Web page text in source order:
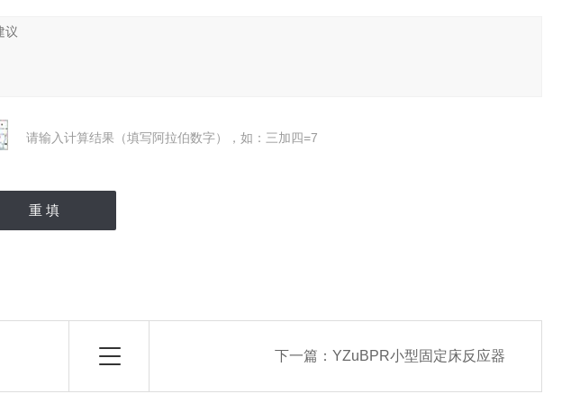
请输入计算结果（填写阿拉伯数字），如：三加四=7
下一篇： YZuBPR小型固定床反应器